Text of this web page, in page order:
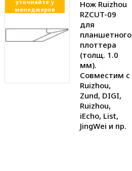
уточняйте у
менеджеров
Нож Ruizhou
RZCUT-09
для
планшетного
плоттера
(толщ. 1.0
мм).
Совместим с
Ruizhou,
Zund, DIGI,
Ruizhou,
iEcho, List,
JingWei и пр.